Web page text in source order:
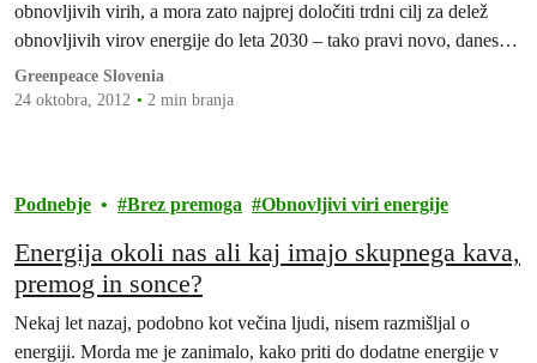
obnovljivih virih, a mora zato najprej določiti trdni cilj za delež
obnovljivih virov energije do leta 2030 – tako pravi novo, danes
objavljeno poročilo.
Greenpeace Slovenia
24 oktobra, 2012
2 min branja
Podnebje Brez premoga Obnovljivi viri energije
Energija okoli nas ali kaj imajo skupnega kava,
premog in sonce?
Nekaj let nazaj, podobno kot večina ljudi, nisem razmišljal o
energiji. Morda me je zanimalo, kako priti do dodatne energije v